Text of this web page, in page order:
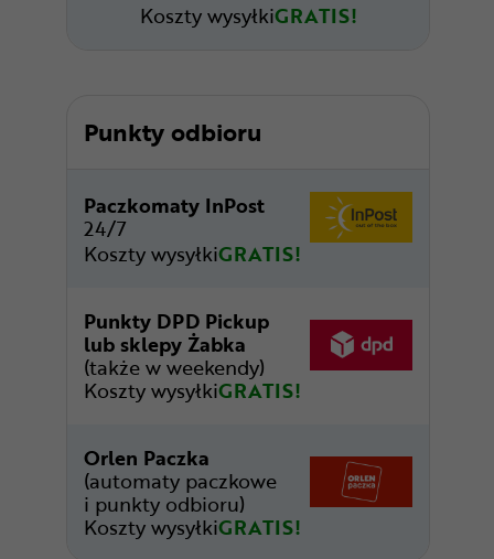
Koszty wysyłkiGRATIS!
Punkty odbioru
Paczkomaty InPost
24/7
Koszty wysyłkiGRATIS!
Punkty DPD Pickup
lub sklepy Żabka
(także w weekendy)
Koszty wysyłkiGRATIS!
Orlen Paczka
(automaty paczkowe
i punkty odbioru)
Koszty wysyłkiGRATIS!